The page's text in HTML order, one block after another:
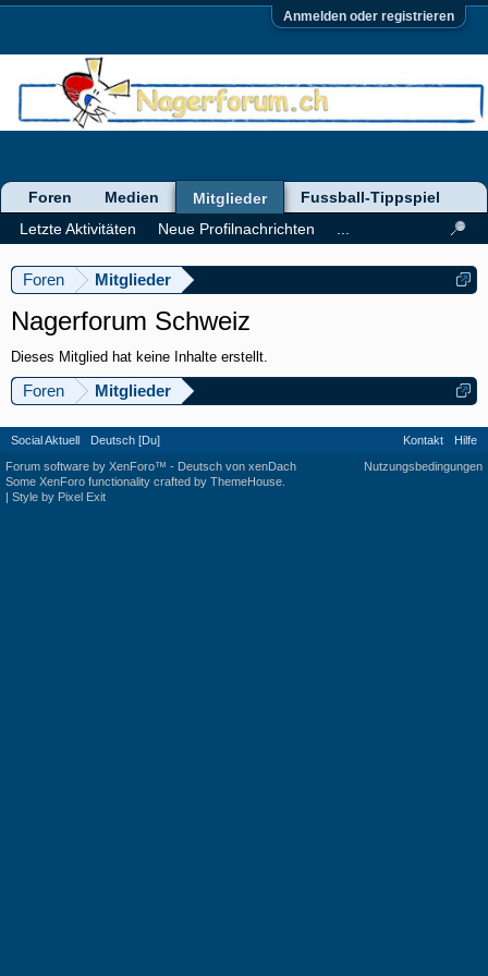
Anmelden oder registrieren
Foren Mitglieder
Nagerforum Schweiz
Dieses Mitglied hat keine Inhalte erstellt.
Foren Mitglieder
Foren Medien
Mitglieder
Letzte Aktivitäten
Neue Profilnachrichten
Fussball-Tippspiel
Social Aktuell Deutsch [Du] Kontakt
Hilfe
Nutzungsbedingungen
Forum software by XenForo™ - Deutsch von xenDach
Some XenForo functionality crafted by ThemeHouse
| Style by Pixel Exit